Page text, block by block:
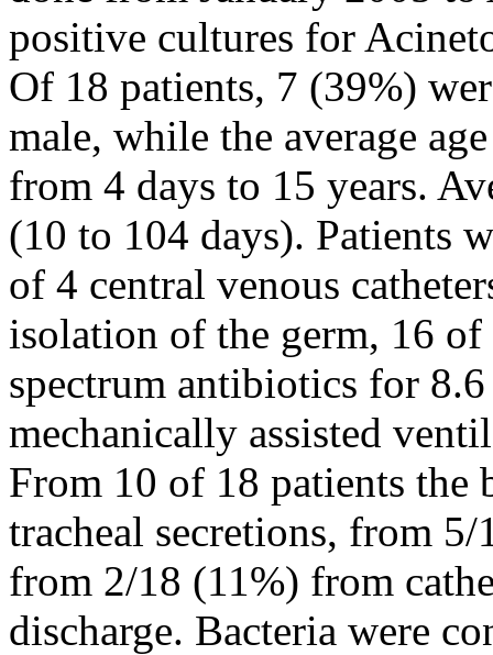
positive cultures for
Of 18 patients, 7 (39%)
male, while the average
from 4 days to 15 years.
(10 to 104 days). Patients
of 4 central venous
isolation of the germ, 16
spectrum antibiotics for
mechanically assisted
From 10 of 18 patients the
tracheal secretions, from
from 2/18 (11%) from
discharge. Bacteria were